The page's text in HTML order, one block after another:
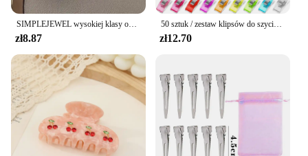
SIMPLEJEWEL wysokiej klasy ocet spinka do włosów lekka luksusowa spinka w kształcie rekina akcesoria do włosów hurtownia 2024 w nowym stylu szpilka do włosów
zł8.87
50 sztuk / zestaw klipsów do szycia Kolorowe klipsy Plastikowe rękodzieło Szydełkowanie Knitting Safety Clip Różne kolorowe klipsy do wiązania Papier
zł12.70